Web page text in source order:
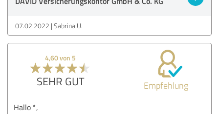
07.02.2022 Sabrina U.
4,60 von 5
SEHR GUT Empfehlung
Hallo *,